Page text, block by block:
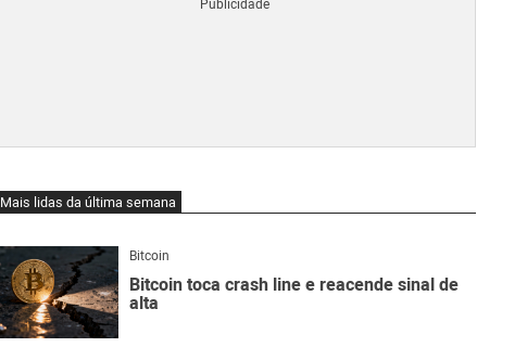
Mais lidas da última semana
Bitcoin
Bitcoin toca crash line e reacende sinal de
alta